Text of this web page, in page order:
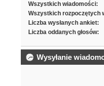
Wszystkich wiadomości:
Wszystkich rozpoczętych
Liczba wysłanych ankiet:
Liczba oddanych głosów:
Wysyłanie